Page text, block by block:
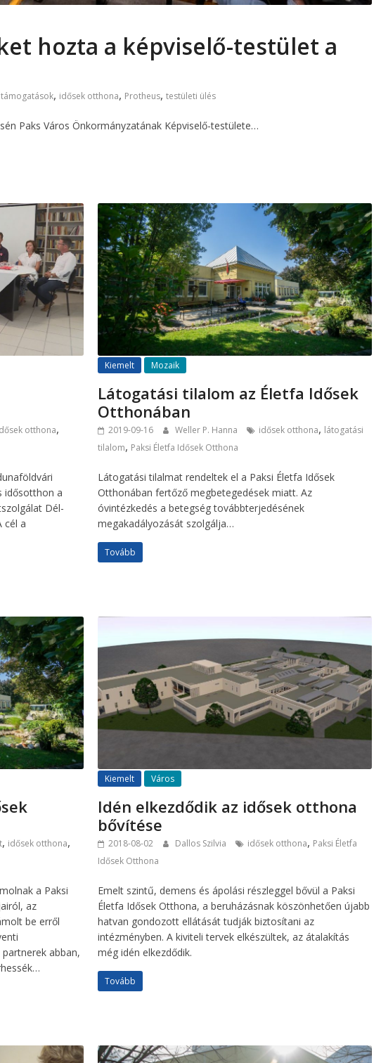
hozta a képviselő-testület a
, idősek otthona, Protheus, testületi ülés
Paks Város Önkormányzatának Képviselő-testülete…
otthona,
idősotthon a
Dél-
cél a
Kiemelt Mozaik
Látogatási tilalom az Életfa Idősek
Otthonában
2019-09-16 Weller P. Hanna idősek otthona, látogatási
tilalom, Paksi Életfa Idősek Otthona
Látogatási tilalmat rendeltek el a Paksi Életfa Idősek
Otthonában fertőző megbetegedések miatt. Az
óvintézkedés a betegség továbbterjedésének
megakadályozását szolgálja…
Tovább
, idősek otthona,
a Paksi
az
be erről
abban,
Kiemelt Város
Idén elkezdődik az idősek otthona
bővítése
2018-08-02 Dallos Szilvia idősek otthona, Paksi Életfa
Idősek Otthona
Emelt szintű, demens és ápolási részleggel bővül a Paksi
Életfa Idősek Otthona, a beruházásnak köszönhetően újabb
hatvan gondozott ellátását tudják biztosítani az
intézményben. A kiviteli tervek elkészültek, az átalakítás
még idén elkezdődik.
Tovább